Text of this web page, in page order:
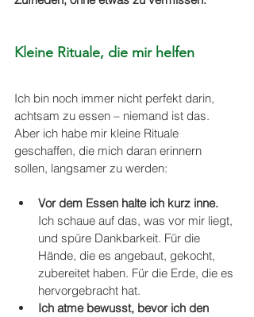
Kleine Rituale, die mir helfen
Ich bin noch immer nicht perfekt darin,
achtsam zu essen – niemand ist das.
Aber ich habe mir kleine Rituale
geschaffen, die mich daran erinnern
sollen, langsamer zu werden:
Vor dem Essen halte ich kurz inne.
Ich schaue auf das, was vor mir liegt,
und spüre Dankbarkeit. Für die
Hände, die es angebaut, gekocht,
zubereitet haben. Für die Erde, die es
hervorgebracht hat.
Ich atme bewusst, bevor ich den